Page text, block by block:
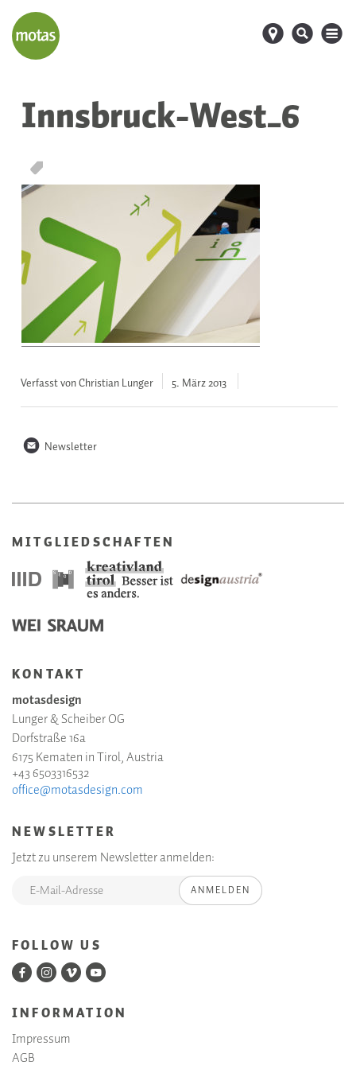
d s M
Innsbruck-West_6
T
Verfasst von Christian Lunger 5. März2013
n Newsletter
MITGLIEDSCHAFTEN
KONTAKT
motasdesign
Lunger & Scheiber OG
Dorfstraße 16a
6175 Kematen in Tirol, Austria
+43 6503316532
office@motasdesign.com
NEWSLETTER
Jetzt zu unserem Newsletter anmelden:
ANMELDEN
FOLLOW US
INFORMATION
Impressum
AGB